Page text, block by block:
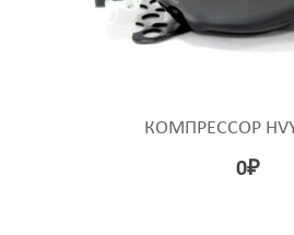
КОМПРЕССОР
0₽